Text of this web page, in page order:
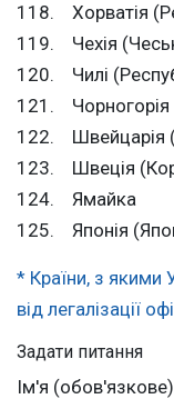
118. Хорватія
119. Чехія
120. Чилі
121. Чорногорія
122. Швейцарія
123. Швеція
124. Ямайка
125. Японія
* Країни, з якими
від легалізації
Задати питання
Ім'я (обов'язкове)